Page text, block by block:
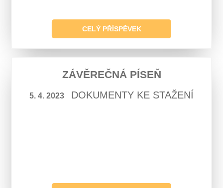
CELÝ PŘÍSPĚVEK
ZÁVĚREČNÁ PÍSEŇ
5. 4. 2023 DOKUMENTY KE STAŽENÍ